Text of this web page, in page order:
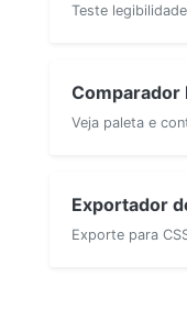
Teste
Comparador
Veja paleta e
Exportador
Exporte para